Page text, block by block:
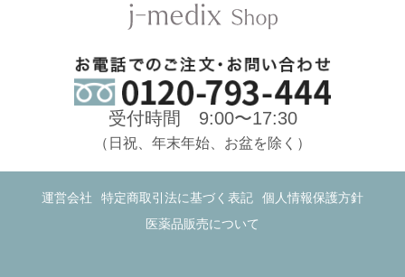
受付時間 9:00〜17:30
（日祝、年末年始、お盆を除く）
運営会社 特定商取引法に基づく表記
個人情報保護方針
医薬品販売について